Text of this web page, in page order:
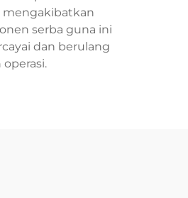
mengakibatkan
serba guna ini
dan berulang